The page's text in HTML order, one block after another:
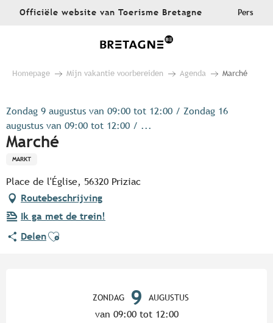
AllerOfficiële website van Toerisme Bretagne Pers
Homepage Mijn vakantie voorbereiden Agenda Marché
Zondag 9 augustus van 09:00 tot 12:00 / Zondag 16
augustus van 09:00 tot 12:00 / ...
Marché
MARKT
Place de l'Église, 56320 Priziac
Routebeschrijving
Ik ga met de trein!
DelenAjouter aux favoris
ZONDAG 9 AUGUSTUS
van 09:00 tot 12:00